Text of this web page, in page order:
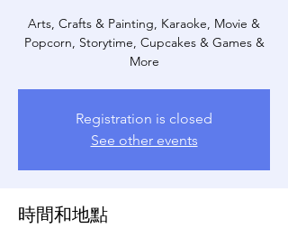
Arts, Crafts & Painting, Karaoke, Movie &
Popcorn, Storytime, Cupcakes & Games &
More
Registration is closed
See other events
時間和地點